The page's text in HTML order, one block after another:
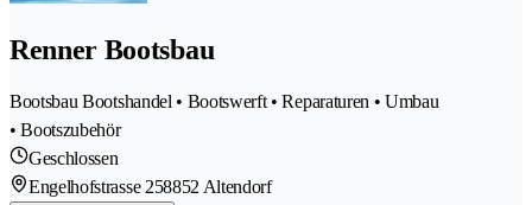
Renner Bootsbau
Bootsbau Bootshandel • Bootswerft • Reparaturen • Umbau
• Bootszubehör
Geschlossen
Engelhofstrasse 258852 Altendorf